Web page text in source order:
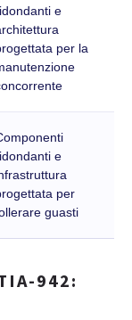
e
per la
e
per
guasti
942: